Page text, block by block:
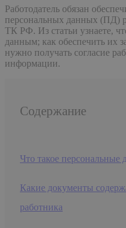
Работодатель обязан
персональных данных (ПД)
ТК РФ. Из статьи узнаете,
данным; как обеспечить их
нужно получать согласие
информации.
Содержание
Что такое
Какие документы
работника